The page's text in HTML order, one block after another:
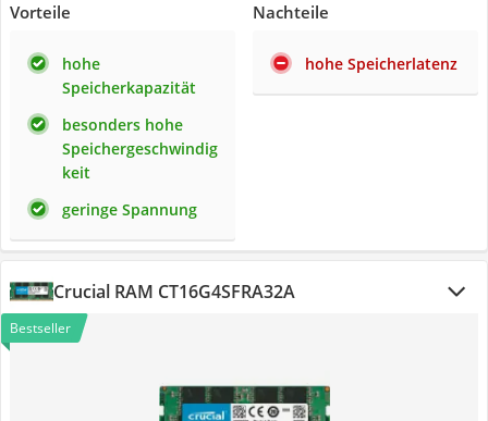
Vorteile
hohe
Speicherkapazität
besonders hohe
Speichergeschwindig
keit
geringe Spannung
Nachteile
hohe Speicherlatenz
Crucial RAM CT16G4SFRA32A
Bestseller